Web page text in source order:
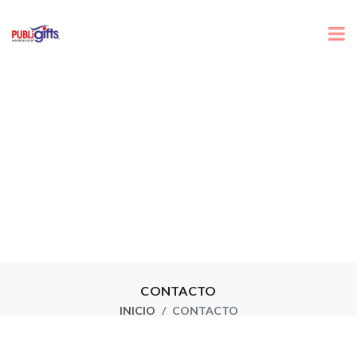
CONTACTO
INICIO CONTACTO